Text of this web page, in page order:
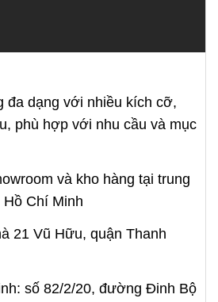
đa dạng với nhiều kích cỡ,
phù hợp với nhu cầu và mục
và kho hàng tại trung
Chí Minh
21 Vũ Hữu, quận Thanh
số 82/2/20, đường Đinh Bộ